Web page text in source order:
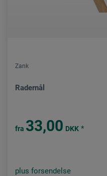
Zank
Radernål
fra 33,00 DKK *
plus forsendelse